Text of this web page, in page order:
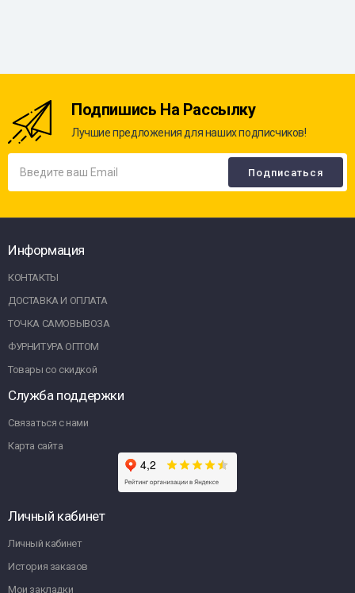
Подпишись На Рассылку
Лучшие предложения для наших подписчиков!
Информация
КОНТАКТЫ
ДОСТАВКА И ОПЛАТА
ТОЧКА САМОВЫВОЗА
ФУРНИТУРА ОПТОМ
Товары со скидкой
Служба поддержки
Связаться с нами
Карта сайта
Личный кабинет
Личный кабинет
История заказов
Мои закладки